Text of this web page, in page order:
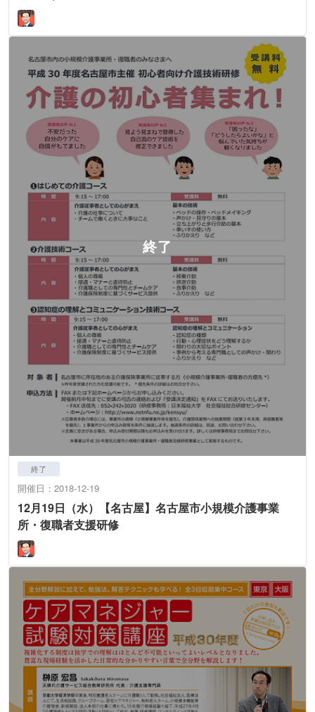
終了
開催日：2018-12-19
12月19日（水）【名古屋】名古屋市小規模介護事業
所・復職者支援研修